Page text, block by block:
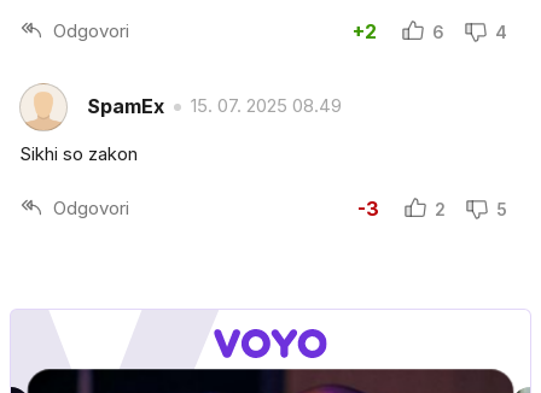
Odgovori +2 6 4
SpamEx 15. 07. 2025 08.49
Sikhi so zakon
Odgovori -3 2 5